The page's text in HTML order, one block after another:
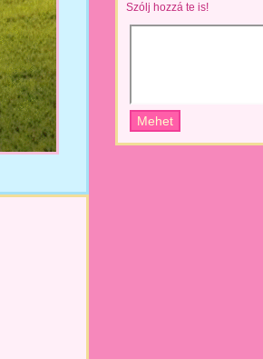
Szólj hozzá te is!